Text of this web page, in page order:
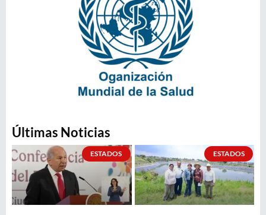
Últimas Noticias
ESTADOS ESTADOS